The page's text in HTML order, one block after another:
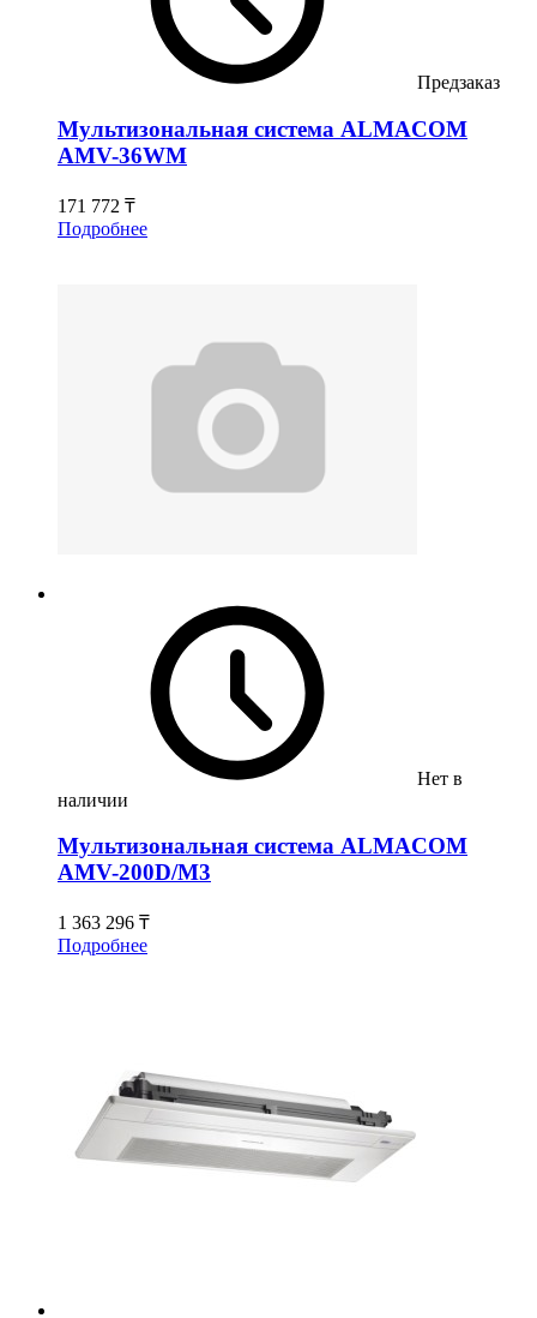
Предзаказ
Мультизональная система ALMACOM
AMV-36WM
171 772 ₸
Подробнее
Нет в
наличии
Мультизональная система ALMACOM
AMV-200D/M3
1 363 296 ₸
Подробнее